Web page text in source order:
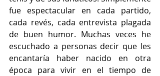
fue espectacular en cada partido,
cada revés, cada entrevista plagada
de buen humor. Muchas veces he
escuchado a personas decir que les
encantaría haber nacido en otra
época para vivir en el tiempo de